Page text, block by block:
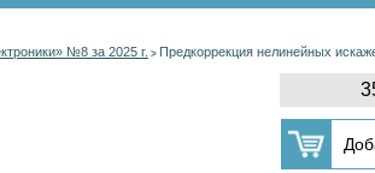
№8 за 2025 г. > Предкоррекция нелинейных